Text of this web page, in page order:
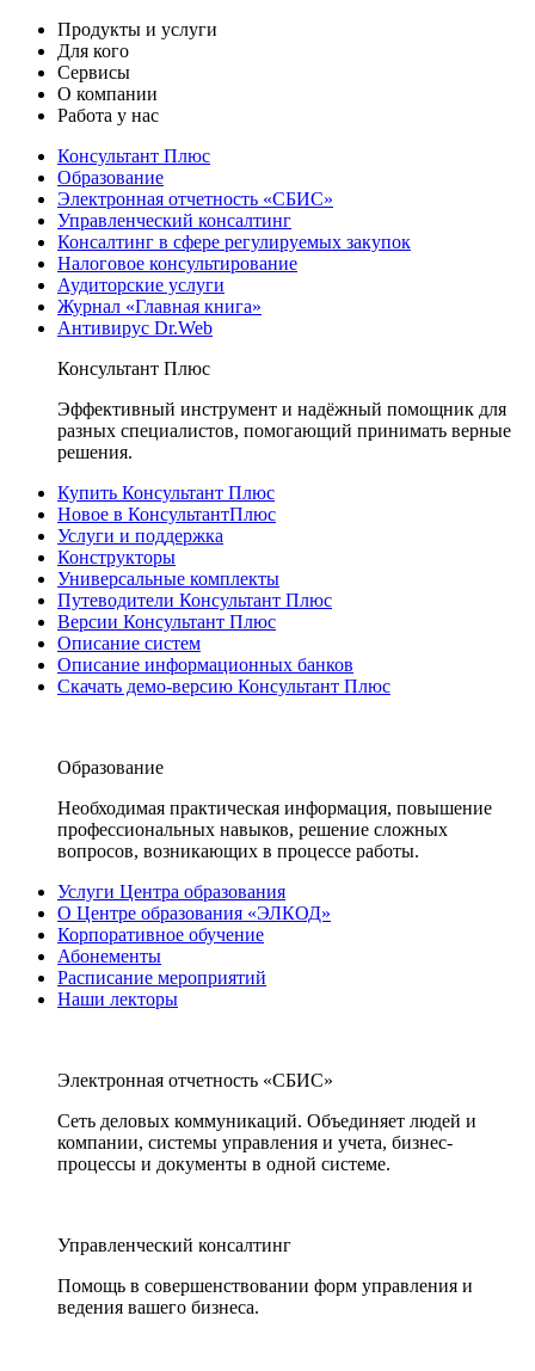
Продукты и услуги
Для кого
Сервисы
О компании
Работа у нас
Консультант Плюс
Образование
Электронная отчетность «СБИС»
Управленческий консалтинг
Консалтинг в сфере регулируемых закупок
Налоговое консультирование
Аудиторские услуги
Журнал «Главная книга»
Антивирус Dr.Web
Консультант Плюс
Эффективный инструмент и надёжный помощник для
разных специалистов, помогающий принимать верные
решения.
Купить Консультант Плюс
Новое в КонсультантПлюс
Услуги и поддержка
Конструкторы
Универсальные комплекты
Путеводители Консультант Плюс
Версии Консультант Плюс
Описание систем
Описание информационных банков
Скачать демо-версию Консультант Плюс
Образование
Необходимая практическая информация, повышение
профессиональных навыков, решение сложных
вопросов, возникающих в процессе работы.
Услуги Центра образования
О Центре образования «ЭЛКОД»
Корпоративное обучение
Абонементы
Расписание мероприятий
Наши лекторы
Электронная отчетность «СБИС»
Сеть деловых коммуникаций. Объединяет людей и
компании, системы управления и учета, бизнес-
процессы и документы в одной системе.
Управленческий консалтинг
Помощь в совершенствовании форм управления и
ведения вашего бизнеса.